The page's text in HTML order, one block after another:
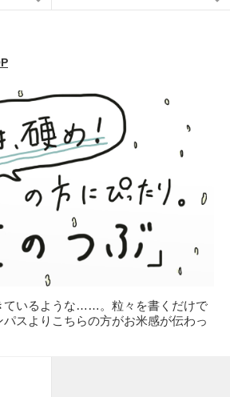
ているような……。粒々を書くだけで
スよりこちらの方がお米感が伝わっ